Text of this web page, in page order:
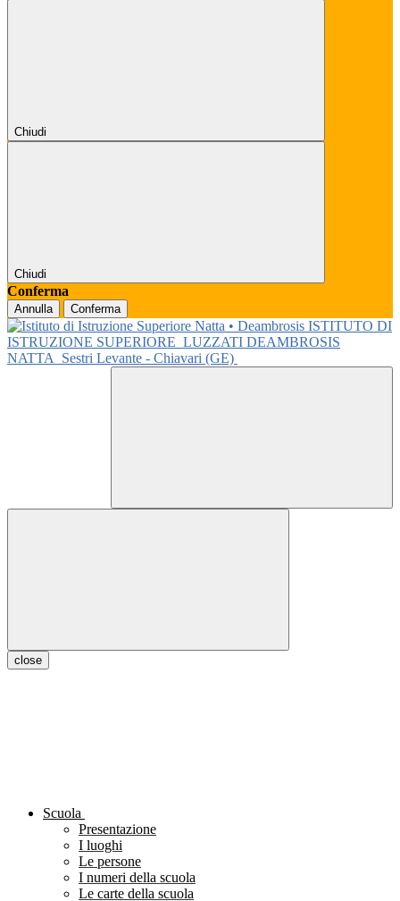
Chiudi
Chiudi
Conferma
Annulla Conferma
ISTITUTO DI
ISTRUZIONE SUPERIORE LUZZATI DEAMBROSIS
NATTA
Sestri Levante - Chiavari (GE)
close
Scuola
Presentazione
I luoghi
Le persone
I numeri della scuola
Le carte della scuola